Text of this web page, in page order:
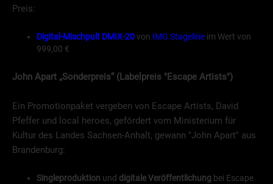
Preis:
Digital-Mischpult DMIX-20von IMG Stageline im Wert von
999,00 €
John Apart „Sonderpreis“ (Labelpreis "Escape Artists")
Ein Promotionpaket vergeben von Escape Artists, David
Pfeffer und local heroes, gefördert vom Ministerium für
Kultur des Landes Sachsen-Anhalt, gewann "John Apart" aus
Brandenburg:
Singleproduktion und digitale Veröffentlichung bei Escape